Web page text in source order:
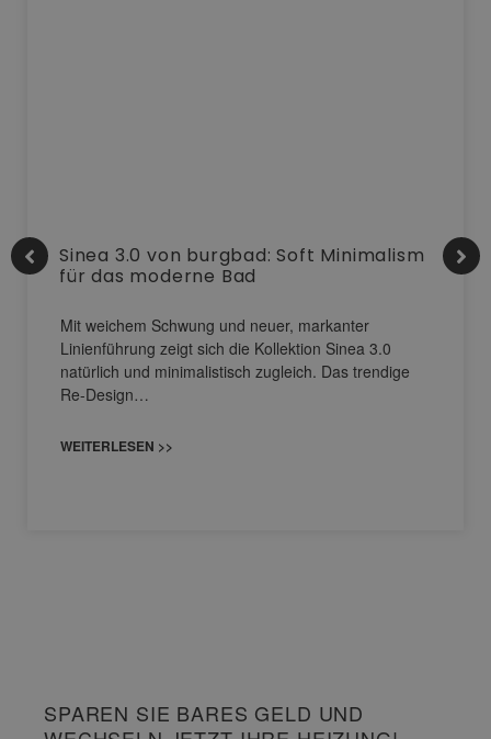
Sinea 3.0 von burgbad: Soft Minimalism
für das moderne Bad
Mit weichem Schwung und neuer, markanter
Linienführung zeigt sich die Kollektion Sinea 3.0
natürlich und minimalistisch zugleich. Das trendige
Re-Design…
WEITERLESEN >>
SPAREN SIE BARES GELD UND